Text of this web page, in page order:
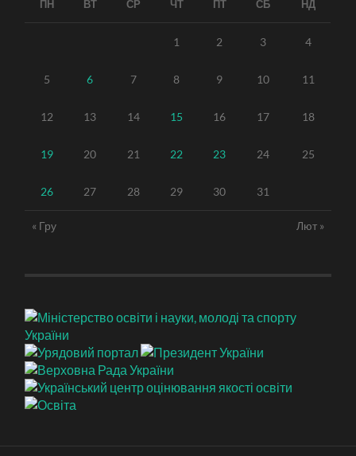
ПН ВТ СР ЧТ ПТ СБ НД
1 2 3 4
5 6 7 8 9 10 11
12 13 14 15 16 17 18
19 20 21 22 23 24 25
26 27 28 29 30 31
« Гру Лют »